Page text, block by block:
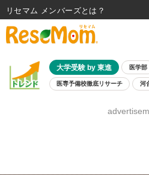
大学受験 by 東進 医学部
医専予備校徹底リサーチ 河
8月開催学校説明会
リセマム メンバーズ